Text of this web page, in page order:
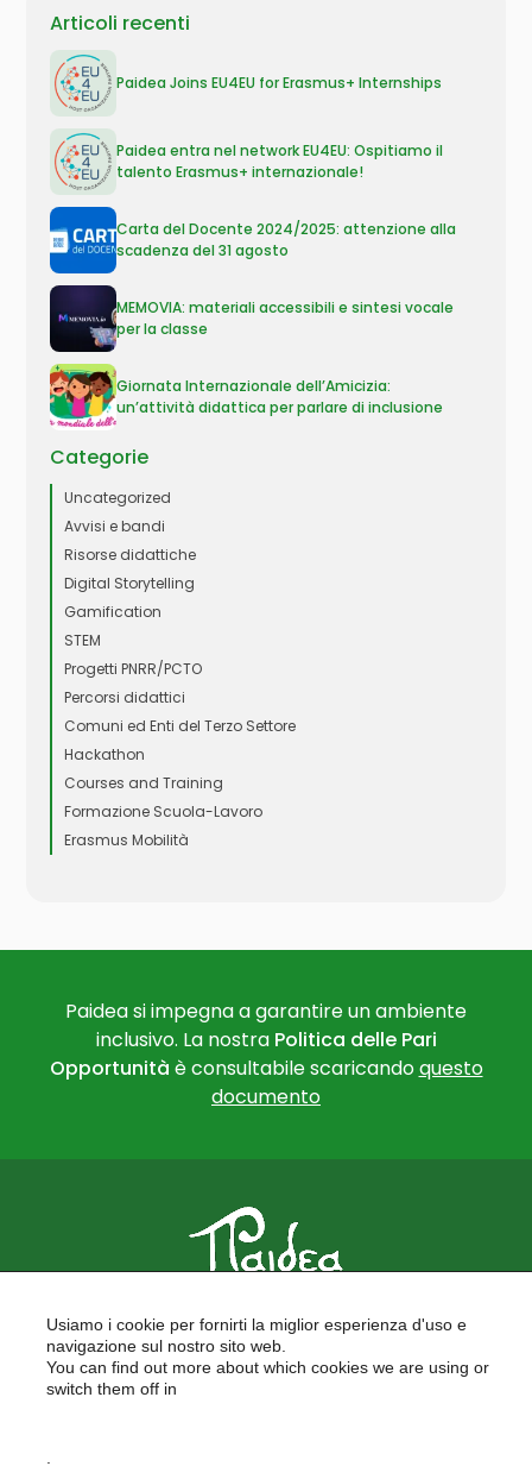
Articoli recenti
Paidea Joins EU4EU for Erasmus+ Internships
Paidea entra nel network EU4EU: Ospitiamo il
talento Erasmus+ internazionale!
Carta del Docente 2024/2025: attenzione alla
scadenza del 31 agosto
MEMOVIA: materiali accessibili e sintesi vocale
per la classe
Giornata Internazionale dell’Amicizia:
un’attività didattica per parlare di inclusione
Categorie
Uncategorized
Avvisi e bandi
Risorse didattiche
Digital Storytelling
Gamification
STEM
Progetti PNRR/PCTO
Percorsi didattici
Comuni ed Enti del Terzo Settore
Hackathon
Courses and Training
Formazione Scuola-Lavoro
Erasmus Mobilità
Paidea si impegna a garantire un ambiente
inclusivo. La nostra Politica delle Pari
Opportunità è consultabile scaricandoquesto
documento
FORMAZIONE PER LE SCUOLE
FORMAZIONE PROFESSIONALE
PROGETTI EUROPEI
Usiamo i cookie per fornirti la miglior esperienza d'uso e
navigazione sul nostro sito web.
You can find out more about which cookies we are using or
switch them off in